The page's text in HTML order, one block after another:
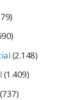
(2.148)
(1.409)